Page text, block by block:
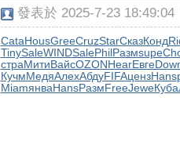
發表於 2025-7-23 18:49:04
CataHousGreeCruzStarСказКонд
TinySaleWINDSalePhilРазмsupe
страМитиВайсOZONHearЕвге
КучмМедяАлехАбдуFIFAцензHans
MiamянваHansРазмFreeJeweКуба